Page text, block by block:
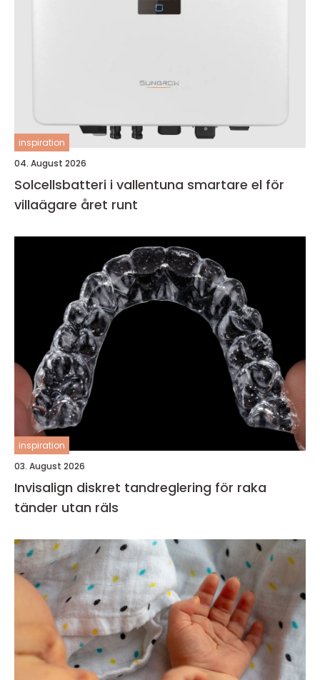
inspiration
04. August 2026
Solcellsbatteri i vallentuna smartare el för
villaägare året runt
inspiration
03. August 2026
Invisalign diskret tandreglering för raka
tänder utan räls